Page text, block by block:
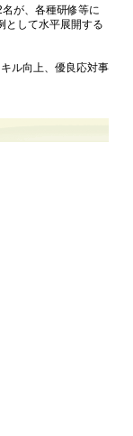
が、各種研修等に
として水平展開する
ル向上、優良応対事